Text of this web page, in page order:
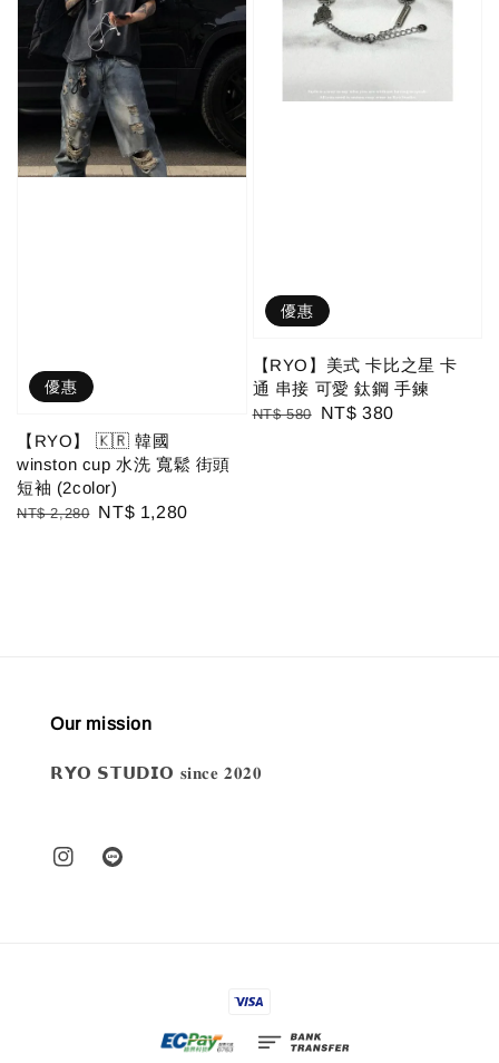
優惠
【RYO】 🇰🇷 韓國
winston cup 水洗 寬鬆 街頭
短袖 (2color)
Regular
NT$ 2,280 Sale
NT$ 1,280
優惠
【RYO】美式 卡比之星 卡
通 串接 可愛 鈦鋼 手鍊
Regular
NT$ 580
Sale
NT$ 380
Our mission
𝗥𝗬𝗢 𝗦𝗧𝗨𝗗𝗜𝗢 𝐬𝐢𝐧𝐜𝐞 𝟐𝟎𝟐𝟎